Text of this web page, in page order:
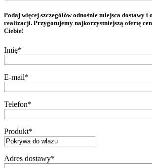
Podaj więcej szczegółów odnośnie miejsca dostawy
realizacji. Przygotujemy najkorzystniejszą ofertę
Ciebie!
Imię*
E-mail*
Telefon*
Produkt*
Adres dostawy*